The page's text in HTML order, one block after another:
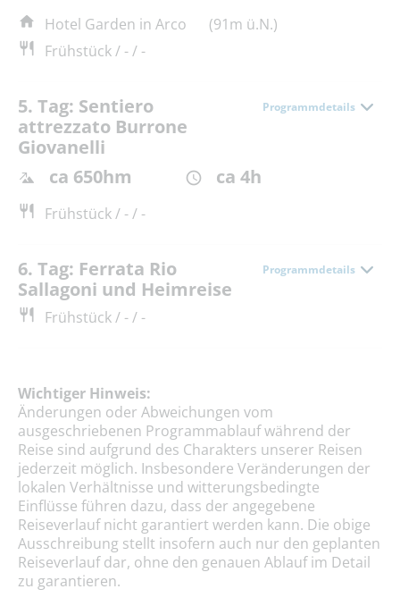
Hotel Garden in Arco
(91m ü.N.)
Frühstück / - / -
5. Tag: Sentiero
attrezzato Burrone
Giovanelli
Programmdetails
ca 650hm ca 4h
Frühstück / - / -
6. Tag: Ferrata Rio
Sallagoni und Heimreise
Programmdetails
Frühstück / - / -
Wichtiger Hinweis:
Änderungen oder Abweichungen vom
ausgeschriebenen Programmablauf während der
Reise sind aufgrund des Charakters unserer Reisen
jederzeit möglich. Insbesondere Veränderungen der
lokalen Verhältnisse und witterungsbedingte
Einflüsse führen dazu, dass der angegebene
Reiseverlauf nicht garantiert werden kann. Die obige
Ausschreibung stellt insofern auch nur den geplanten
Reiseverlauf dar, ohne den genauen Ablauf im Detail
zu garantieren.